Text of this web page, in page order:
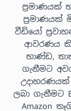
ප්‍රමාණයක්
ප්‍රමාණයක්
වීඩියෝ
ආවරණය
භාණ්ඩ,
ගැනීමට
ලබා ගැනීමට
Amazon